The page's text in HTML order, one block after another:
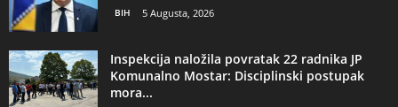
BIH 5 Augusta, 2026
Inspekcija naložila povratak 22 radnika JP
Komunalno Mostar: Disciplinski postupak
mora...